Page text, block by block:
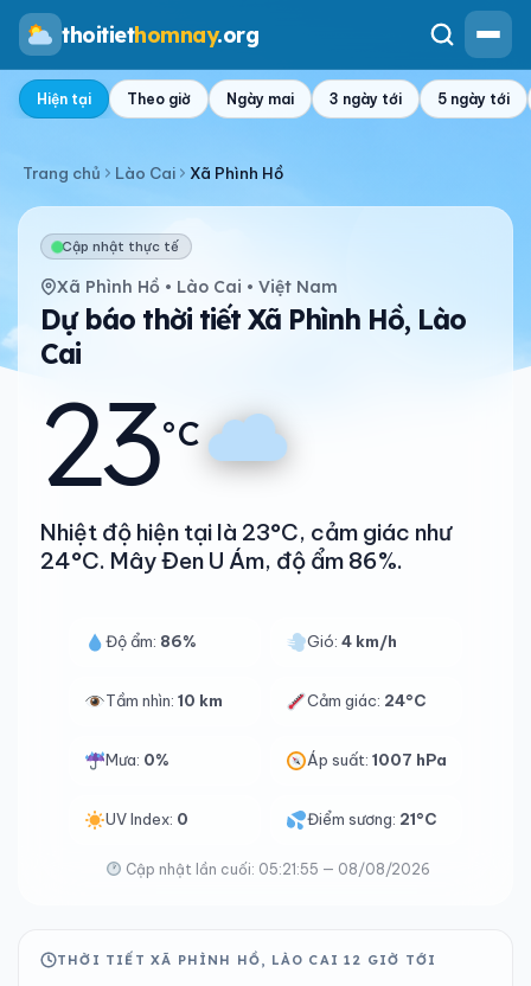
thoitiethomnay.org
Hiện tại Theo giờ Ngày mai 3 ngày tới 5 ngày tới
Trang chủ Lào Cai Xã Phình Hồ
Cập nhật thực tế
Xã Phình Hồ • Lào Cai • Việt Nam
Dự báo thời tiết Xã Phình Hồ, Lào
Cai
23°C
Nhiệt độ hiện tại là 23°C, cảm giác như
24°C. Mây Đen U Ám, độ ẩm 86%.
Độ ẩm: 86% Gió:4 km/h
Tầm nhìn: 10 km Cảm giác: 24°C
Mưa: 0% Áp suất:1007 hPa
UV Index: 0 Điểm sương: 21°C
Cập nhật lần cuối: 05:21:55 — 08/08/2026
THỜI TIẾT XÃ PHÌNH HỒ, LÀO CAI 12 GIỜ TỚI